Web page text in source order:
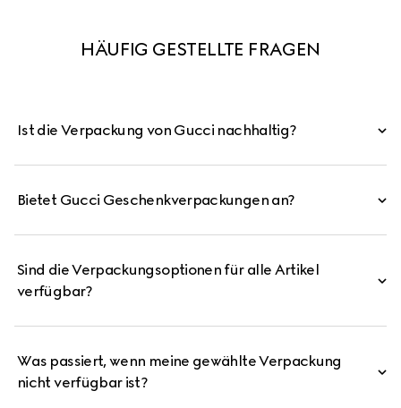
HÄUFIG GESTELLTE FRAGEN
Ist die Verpackung von Gucci nachhaltig?
Bietet Gucci Geschenkverpackungen an?
Sind die Verpackungsoptionen für alle Artikel
verfügbar?
Was passiert, wenn meine gewählte Verpackung
nicht verfügbar ist?